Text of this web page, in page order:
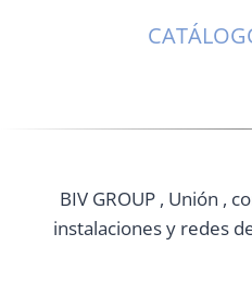
BIV GROUP , Unión ,
instalaciones y redes